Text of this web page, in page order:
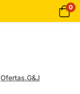
0
Ofertas.G&J